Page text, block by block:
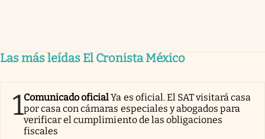
Las más leídas El Cronista México
1Comunicado oficialYa es oficial. El SAT visitará casa
por casa con cámaras especiales y abogados para
verificar el cumplimiento de las obligaciones
fiscales